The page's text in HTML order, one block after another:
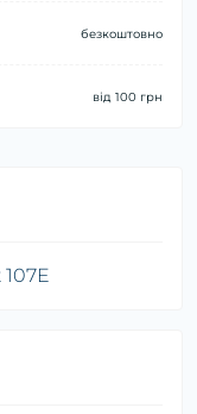
безкоштовно
від 100 грн